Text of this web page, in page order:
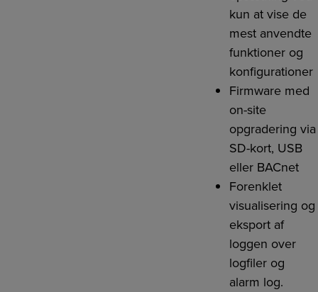
kun at vise de
mest anvendte
funktioner og
konfigurationer
Firmware med
on-site
opgradering via
SD-kort, USB
eller BACnet
Forenklet
visualisering og
eksport af
loggen over
logfiler og
alarm log.